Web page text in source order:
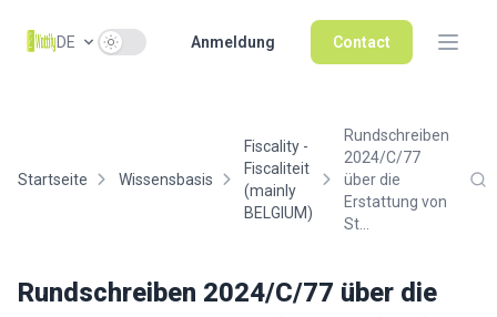
DE Use setting Anmeldung Contact
Startseite Wissensbasis
Fiscality -
Fiscaliteit
(mainly
BELGIUM)
Rundschreiben
2024/C/77
über die
Erstattung von
St...
Rundschreiben 2024/C/77 über die